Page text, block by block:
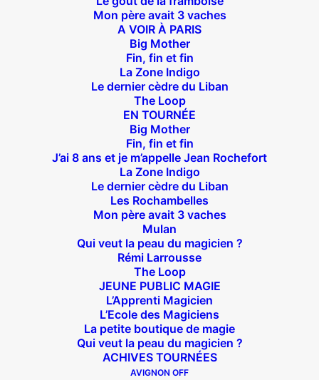
Mon père avait 3 vaches
A VOIR À PARIS
Big Mother
Fin, fin et fin
La Zone Indigo
Le dernier cèdre du Liban
The Loop
EN TOURNÉE
Big Mother
Fin, fin et fin
J’ai 8 ans et je m’appelle Jean Rochefort
La Zone Indigo
Le dernier cèdre du Liban
Les Rochambelles
Mon père avait 3 vaches
Mulan
Qui veut la peau du magicien ?
Rémi Larrousse
The Loop
JEUNE PUBLIC MAGIE
L’Apprenti Magicien
L’Ecole des Magiciens
La petite boutique de magie
Qui veut la peau du magicien ?
ACHIVES TOURNÉES
AVIGNON OFF
Suivez nous !
Théâtre des Béliers Parisiens
14 bis rue Sainte Isaure 75018 Paris
Joffrin / Simplon – Loc :01 42 62 35 00
À l’affiche